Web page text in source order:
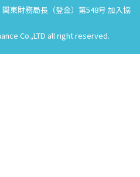
東財務局長（登金）第548号 加入協
Co.,LTD all right reserved.